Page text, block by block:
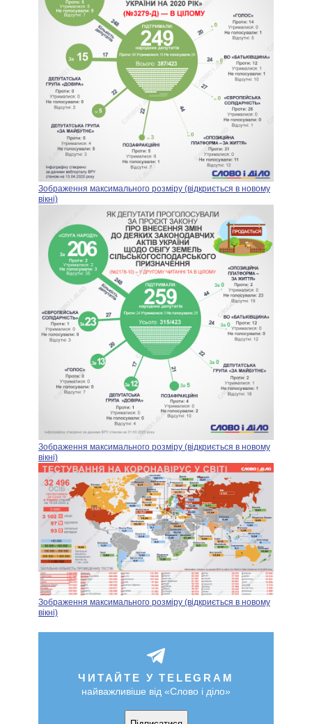
Зображення максимального розміру (відкриється в новому
вікні)
Зображення максимального розміру (відкриється в новому
вікні)
Зображення максимального розміру (відкриється в новому
вікні)
ЧИТАЙТЕ У TELEGRAM
найважливіше від «Слово і діло»